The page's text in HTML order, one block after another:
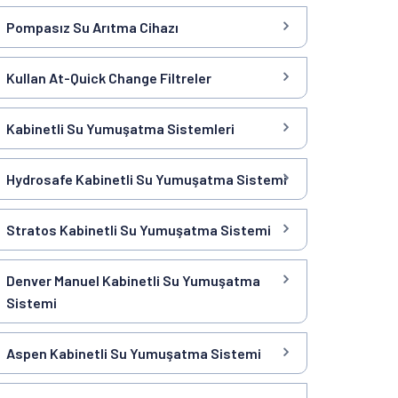
Pompasız Su Arıtma Cihazı
Kullan At-Quick Change Filtreler
Kabinetli Su Yumuşatma Sistemleri
Hydrosafe Kabinetli Su Yumuşatma Sistemi
Stratos Kabinetli Su Yumuşatma Sistemi
Denver Manuel Kabinetli Su Yumuşatma
Sistemi
Aspen Kabinetli Su Yumuşatma Sistemi